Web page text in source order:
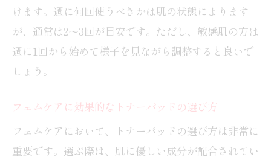
けます。週に何回使うべきかは肌の状態によります
が、通常は2〜3回が目安です。ただし、敏感肌の方は
週に1回から始めて様子を見ながら調整すると良いで
しょう。
フェムケアに効果的なトナーパッドの選び方
フェムケアにおいて、トナーパッドの選び方は非常に
重要です。選ぶ際は、肌に優しい成分が配合されてい